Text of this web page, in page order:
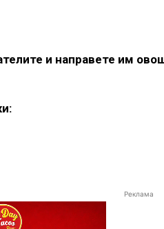
и направете им
Реклама